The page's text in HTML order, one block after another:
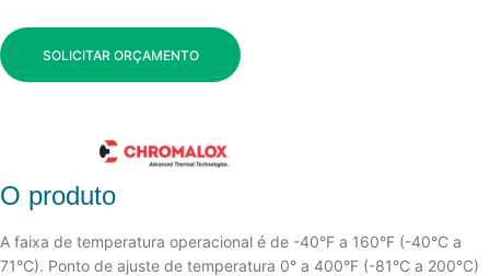
SOLICITAR ORÇAMENTO
O produto
A faixa de temperatura operacional é de -40°F a 160°F (-40°C a
71°C). Ponto de ajuste de temperatura 0° a 400°F (-81°C a 200°C)